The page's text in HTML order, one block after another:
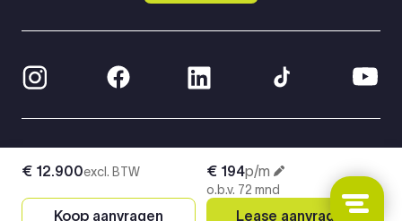
€ 194p/m
o.b.v. 72 mnd
Lease aanvragen
€ 12.900excl. BTW
Koop aanvragen
Algemene voorwaarden